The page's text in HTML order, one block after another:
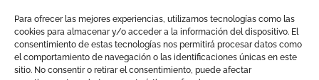
Para ofrecer las mejores experiencias, utilizamos tecnologías como las
cookies para almacenar y/o acceder a la información del dispositivo. El
consentimiento de estas tecnologías nos permitirá procesar datos como
el comportamiento de navegación o las identificaciones únicas en este
sitio. No consentir o retirar el consentimiento, puede afectar